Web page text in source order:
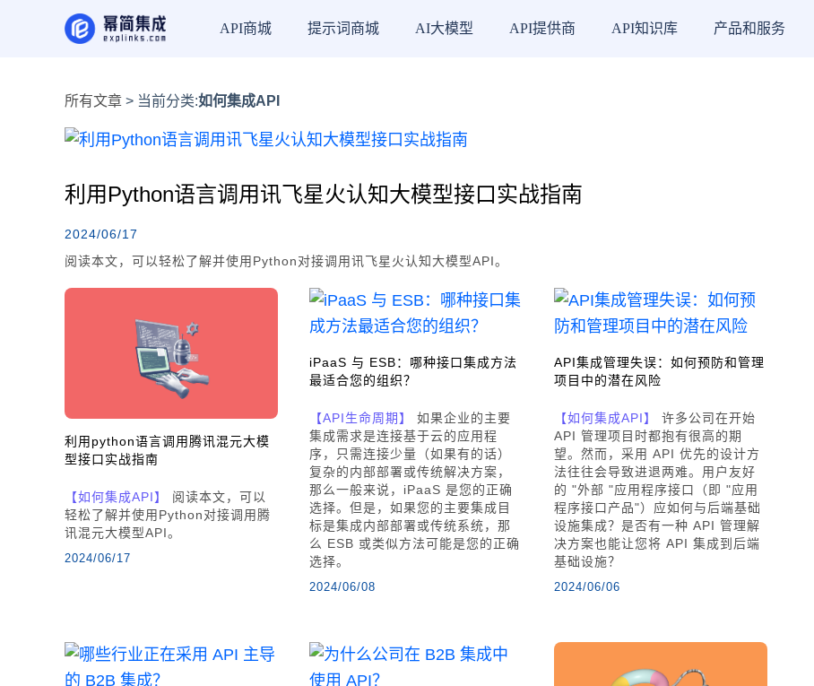
API商城 提示词商城 AI大模型 API提供商 API知识库 产品和服务
所有文章 > 当前分类:如何集成API
利用Python语言调用讯飞星火认知大模型接口实战指南
2024/06/17
阅读本文，可以轻松了解并使用Python对接调用讯飞星火认知大模型API。
利用python语言调用腾讯混元大模
型接口实战指南
【如何集成API】
阅读本文，可以
轻松了解并使用Python对接调用腾
讯混元大模型API。
2024/06/17
iPaaS 与 ESB：哪种接口集成方法
最适合您的组织？
【API生命周期】
如果企业的主要
集成需求是连接基于云的应用程
序，只需连接少量（如果有的话）
复杂的内部部署或传统解决方案，
那么一般来说，iPaaS 是您的正确
选择。但是，如果您的主要集成目
标是集成内部部署或传统系统，那
么 ESB 或类似方法可能是您的正确
选择。
2024/06/08
API集成管理失误：如何预防和管理
项目中的潜在风险
【如何集成API】
许多公司在开始
API 管理项目时都抱有很高的期
望。然而，采用 API 优先的设计方
法往往会导致进退两难。用户友好
的 "外部 "应用程序接口（即 "应用
程序接口产品"）应如何与后端基础
设施集成？是否有一种 API 管理解
决方案也能让您将 API 集成到后端
基础设施？
2024/06/06